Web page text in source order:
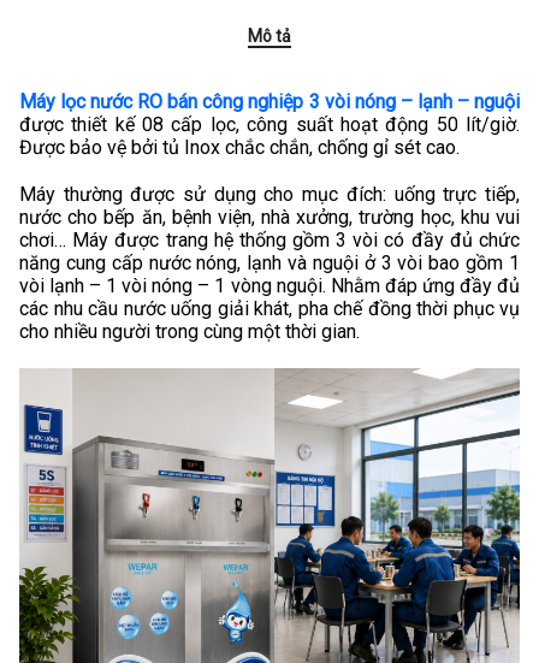
Mô tả
Máy lọc nước RO bán công nghiệp 3 vòi nóng – lạnh – nguội
được thiết kế 08 cấp lọc, công suất hoạt động 50 lít/giờ.
Được bảo vệ bởi tủ Inox chắc chắn, chống gỉ sét cao.
Máy thường được sử dụng cho mục đích: uống trực tiếp,
nước cho bếp ăn, bệnh viện, nhà xưởng, trường học, khu vui
chơi… Máy được trang hệ thống gồm 3 vòi có đầy đủ chức
năng cung cấp nước nóng, lạnh và nguội ở 3 vòi bao gồm 1
vòi lạnh – 1 vòi nóng – 1 vòng nguội. Nhằm đáp ứng đầy đủ
các nhu cầu nước uống giải khát, pha chế đồng thời phục vụ
cho nhiều người trong cùng một thời gian.